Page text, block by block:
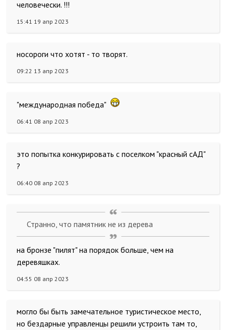
человечески. !!!
15:41 19 апр 2023
носороги что хотят - то творят.
09:22 13 апр 2023
"международная победа"
06:41 08 апр 2023
это попытка конкурировать с поселком "красный сАД"
?
06:40 08 апр 2023
Странно, что памятник не из дерева
на бронзе "пилят" на порядок больше, чем на
деревяшках.
04:55 08 апр 2023
могло бы быть замечательное туристическое место,
но бездарные управленцы решили устроить там то,